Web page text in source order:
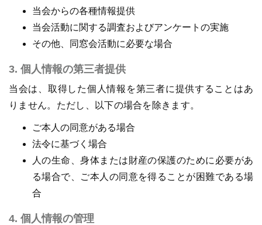
当会からの各種情報提供
当会活動に関する調査およびアンケートの実施
その他、同窓会活動に必要な場合
3. 個人情報の第三者提供
当会は、取得した個人情報を第三者に提供することはあ
りません。ただし、以下の場合を除きます。
ご本人の同意がある場合
法令に基づく場合
人の生命、身体または財産の保護のために必要があ
る場合で、ご本人の同意を得ることが困難である場
合
4. 個人情報の管理